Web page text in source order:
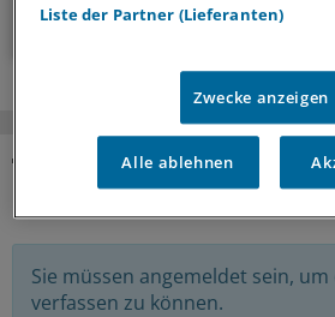
Zum Abonnieren bitte
KOMMENTARE
Sie müssen angemeldet sein,
verfassen zu können.
Liste der Partner (Lieferanten)
Zwecke anzeigen
Alle ablehnen